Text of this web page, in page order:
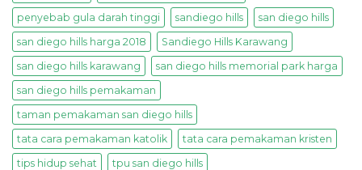
penyebab gula darah tinggi
sandiego hills
san diego hills
san diego hills harga 2018
Sandiego Hills Karawang
san diego hills karawang
san diego hills memorial park harga
san diego hills pemakaman
taman pemakaman san diego hills
tata cara pemakaman katolik
tata cara pemakaman kristen
tips hidup sehat
tpu san diego hills